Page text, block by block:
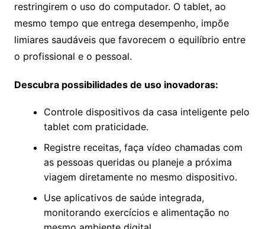
restringirem o uso do computador. O tablet, ao
mesmo tempo que entrega desempenho, impõe
limiares saudáveis que favorecem o equilíbrio entre
o profissional e o pessoal.
Descubra possibilidades de uso inovadoras:
Controle dispositivos da casa inteligente pelo
tablet com praticidade.
Registre receitas, faça vídeo chamadas com
as pessoas queridas ou planeje a próxima
viagem diretamente no mesmo dispositivo.
Use aplicativos de saúde integrada,
monitorando exercícios e alimentação no